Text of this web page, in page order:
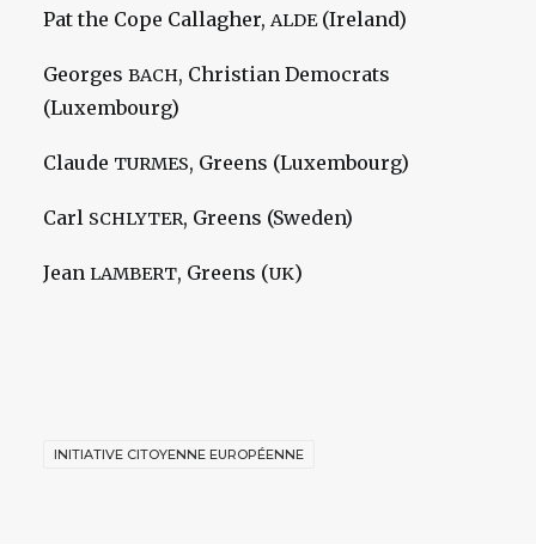
Pat the Cope Callagher, ALDE(Ireland)
Georges BACH, Christian Democrats
(Luxembourg)
Claude TURMES, Greens (Luxembourg)
Carl SCHLYTER, Greens (Sweden)
Jean LAMBERT, Greens (UK)
INITIATIVE CITOYENNE EUROPÉENNE